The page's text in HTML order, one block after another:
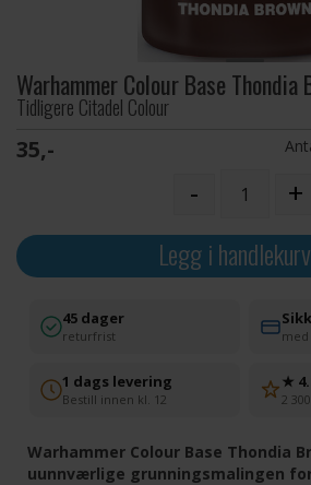
Warhammer Colour Base Thondia
Tidligere Citadel Colour
35,-
- +
Legg i
45 dager
returfrist med
1 dags levering
Bestill innen kl. 12
★
2
Warhammer Colour Base Thondia
uunnværlige grunningsmalingen